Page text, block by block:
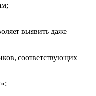
выявить даже
соответствующих